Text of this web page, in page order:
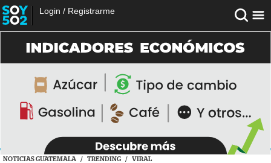
Login / Registrarme
NOTICIAS GUATEMALA / TRENDING / VIRAL